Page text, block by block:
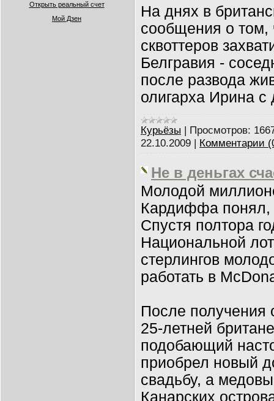
Открыть реальный счет
Мой Дзен
На днях в
сообщения о том,
сквоттеров
Белгравия -
после развода
олигарха Ирина с
Курьёзы | Просмотров:
22.10.2009 | Комментарии
Не в деньгах
Молодой
Кардиффа понял,
Спустя полтора
Национальной
стерлингов
работать в
После получения
25-летней
подобающий
приобрел новый
свадьбу, а
Канарских